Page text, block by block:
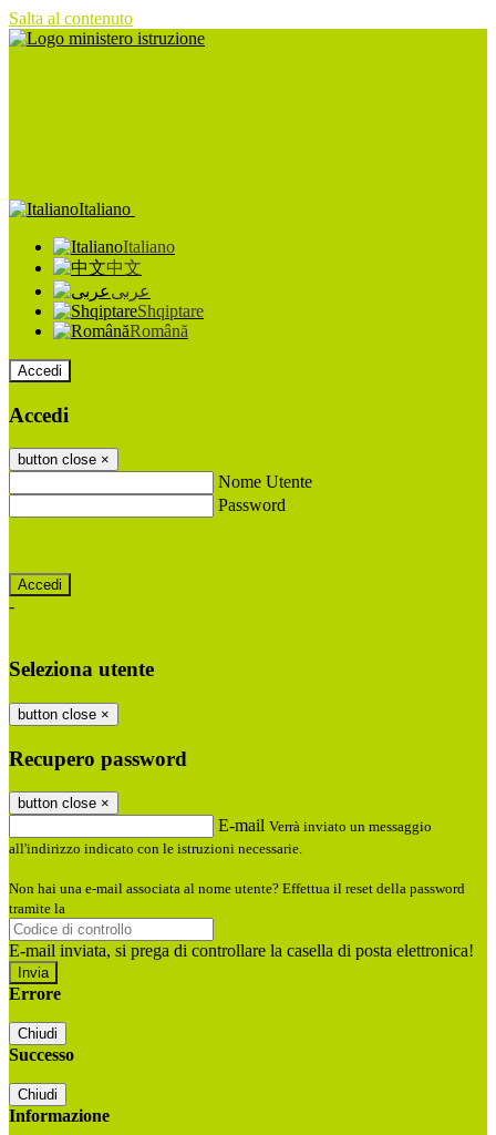
Salta al contenuto
Italiano
Italiano
中文
عربى
Shqiptare
Română
Accedi
Accedi
button close ×
Nome Utente
Password
-
Seleziona utente
button close ×
Recupero password
button close ×
E-mail Verrà inviato un messaggio
all'indirizzo indicato con le istruzioni necessarie.
Non hai una e-mail associata al nome utente? Effettua il reset della password
tramite la
E-mail inviata, si prega di controllare la casella di posta elettronica!
Errore
Chiudi
Successo
Chiudi
Informazione